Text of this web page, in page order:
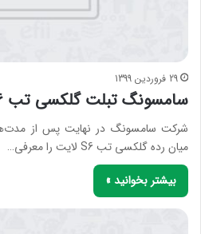
29 فروردین 1399
سامسونگ تبلت گلکسی تب S6 لایت را معرفی کرد
شرکت سامسونگ در نهایت پس از مدت‌ها
میان رده گلکسی تب S6 لایت را معرفی…
بیشتر بخوانید »